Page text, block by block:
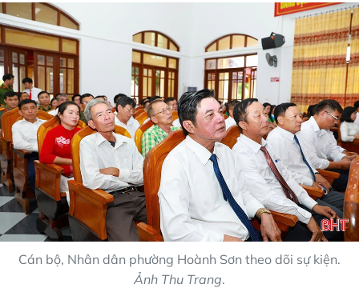
Cán bộ, Nhân dân phường Hoành Sơn theo dõi sự kiện.
Ảnh Thu Trang.